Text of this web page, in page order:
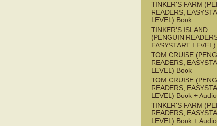
TINKER'S FARM
READERS,
LEVEL) Book
TINKER'S ISLAND
(PENGUIN
EASYSTART
TOM CRUISE
READERS,
LEVEL) Book
TOM CRUISE
READERS,
LEVEL) Book +
TINKER'S FARM
READERS,
LEVEL) Book +